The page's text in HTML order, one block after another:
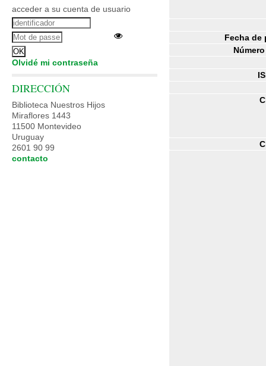
Fecha de
acceder a su cuenta de usuario
Olvidé mi contraseña
DIRECCIÓN
Biblioteca Nuestros Hijos
Miraflores 1443
11500 Montevideo
Uruguay
2601 90 99
contacto